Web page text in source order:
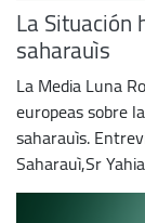
La
saharauìs
La Media Luna
europeas sobre
saharauìs.
Saharauì,Sr